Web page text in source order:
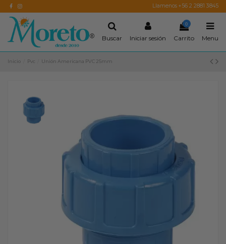
Llamenos +56 2 2881 3845
Buscar Iniciar sesión
0
Carrito Menu
Inicio Pvc Unión Americana PVC 25mm